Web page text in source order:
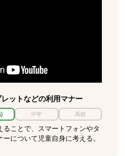
ットなどの利用マナー
中学 高校
ることで、スマートフォンやタ
について児童自身に考える。